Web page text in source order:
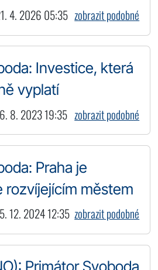
4. 2026 05:35 zobrazit podobné
Investice, která
vyplatí
8. 2023 19:35 zobrazit podobné
Praha je
rozvíjejícím městem
12. 2024 12:35 zobrazit podobné
Primátor Svoboda